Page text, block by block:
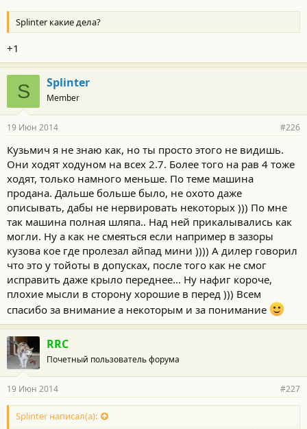
Splinter какие дела?
+1
S Splinter
Member
19 Июн 2014 #226
Кузьмич я не знаю как, но ты просто этого не видишь.
Они ходят ходуном на всех 2.7. Более того на рав 4 тоже
ходят, только намного меньше. По теме машина
продана. Дальше больше было, не охото даже
описывать, дабы не нервировать некоторых ))) По мне
так машина полная шляпа.. Над ней прикалывались как
могли. Ну а как не смеяться если например в зазоры
кузова кое где пролезал айпад мини )))) А дилер говорил
что это у тойоты в допусках, после того как не смог
исправить даже крыло переднее... Ну нафиг короче,
плохие мысли в сторону хорошие в перед ))) Всем
спасибо за внимание а некоторым и за понимание
RRC
Почетный пользователь форума
19 Июн 2014 #227
Splinter написал(а):